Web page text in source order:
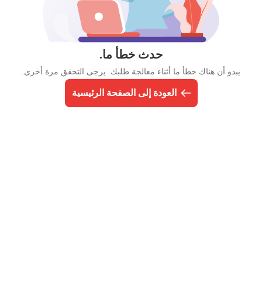
حدث خطأ ما.
يبدو أن هناك خطأ ما أثناء معالجة طلبك. يرجى التحقق مرة أخرى.
العودة إلى الصفحة الرئيسية